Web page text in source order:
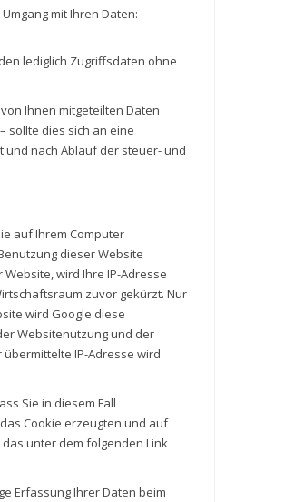
mit Ihren Daten:
lediglich Zugriffsdaten ohne
Ihnen mitgeteilten Daten
sollte dies sich an eine
nach Ablauf der steuer- und
auf Ihrem Computer
dieser Website
wird Ihre IP-Adresse
zuvor gekürzt. Nur
wird Google diese
Websitenutzung und der
IP-Adresse wird
Sie in diesem Fall
Cookie erzeugten und auf
unter dem folgenden Link
Erfassung Ihrer Daten beim